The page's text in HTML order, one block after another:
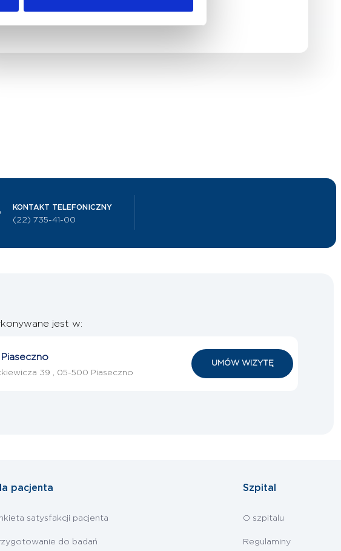
oczodołów
KONTAKT TELEFONICZNY
(22) 735-41-00
jest w:
39 , 05-500 Piaseczno
UMÓW WIZYTĘ
pacjenta
satysfakcji pacjenta
do badań
Szpital
O szpitalu
Regulaminy